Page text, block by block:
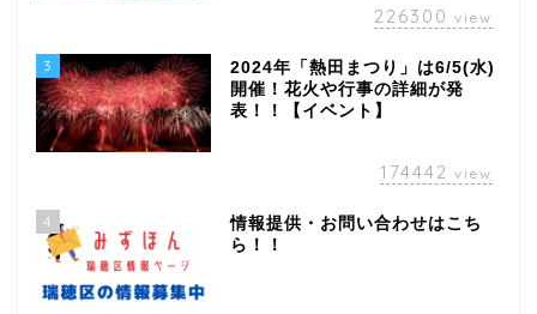
226300 view
3
2024年「熱田まつり」は6/5(水)
開催！花火や行事の詳細が発
表！！【イベント】
174442 view
4
情報提供・お問い合わせはこち
ら！！